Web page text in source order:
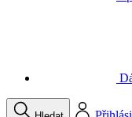
Váš košík je prázdný
Menu Zavřít